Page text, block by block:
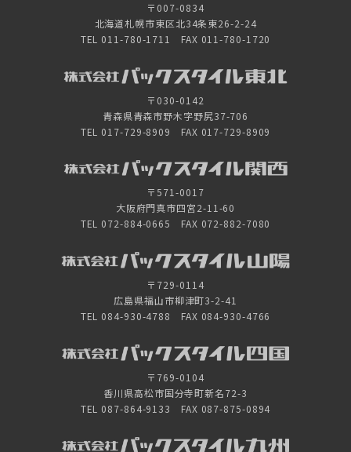
〒007-0834
北海道札幌市東区北34条東26-2-24
TEL 011-780-1711 FAX 011-780-1720
〒030-0142
青森県青森市野木字野尻37-706
TEL 017-729-8909 FAX 017-729-8909
〒571-0017
大阪府門真市四宮2-11-60
TEL 072-884-0665 FAX 072-882-7080
〒729-0114
広島県福山市柳津町3-2-41
TEL 084-930-4788 FAX 084-930-4766
〒769-0104
香川県高松市国分寺町新名72-3
TEL 087-864-9133 FAX 087-875-0894